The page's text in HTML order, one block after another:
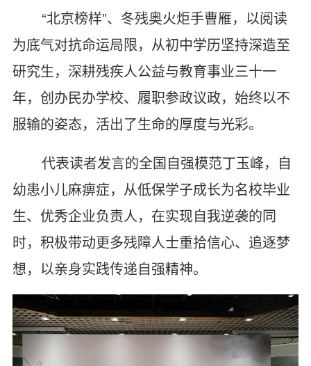
“北京榜样”、冬残奥火炬手曹雁，以阅读
为底气对抗命运局限，从初中学历坚持深造至
研究生，深耕残疾人公益与教育事业三十一
年，创办民办学校、履职参政议政，始终以不
服输的姿态，活出了生命的厚度与光彩。
代表读者发言的全国自强模范丁玉峰，自
幼患小儿麻痹症，从低保学子成长为名校毕业
生、优秀企业负责人，在实现自我逆袭的同
时，积极带动更多残障人士重拾信心、追逐梦
想，以亲身实践传递自强精神。